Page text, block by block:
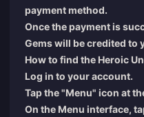
payment method.
Once the payment is
Gems will be credited to
How to find the Heroic
Log in to your account.
Tap the "Menu" icon at
On the Menu interface,